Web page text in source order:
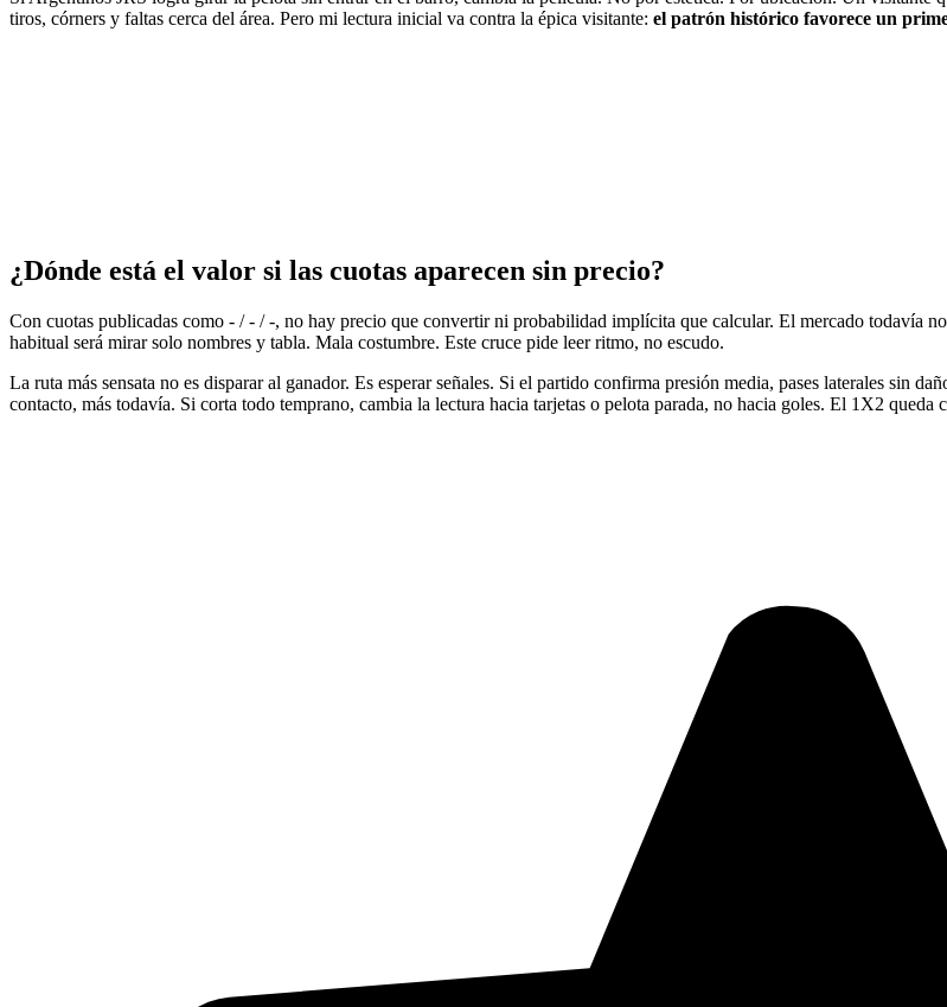
tiros, córners y faltas cerca del área. Pero mi lectura inicial va contra la épica visitante: el patrón histórico favorece un
¿Dónde está el valor si las cuotas aparecen sin precio?
Con cuotas publicadas como - / - / -, no hay precio que convertir ni probabilidad implícita que calcular. El mercado todavía
habitual será mirar solo nombres y tabla. Mala costumbre. Este cruce pide leer ritmo, no escudo.
La ruta más sensata no es disparar al ganador. Es esperar señales. Si el partido confirma presión media, pases laterales sin
contacto, más todavía. Si corta todo temprano, cambia la lectura hacia tarjetas o pelota parada, no hacia goles. El 1X2 queda